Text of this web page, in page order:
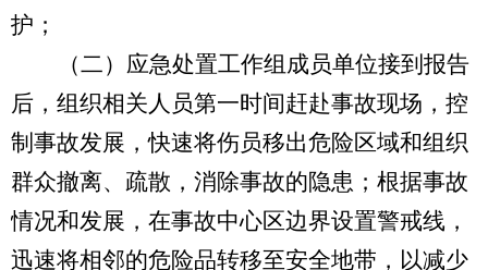
护；
（二）应急处置工作组成员单位接到报告
后，组织相关人员第一时间赶赴事故现场，控
制事故发展，快速将伤员移出危险区域和组织
群众撤离、疏散，消除事故的隐患 ；根据事故
情况和发展，在事故中心区边界设置警戒线，
迅速将相邻的危险品转移至安全地带，以减少